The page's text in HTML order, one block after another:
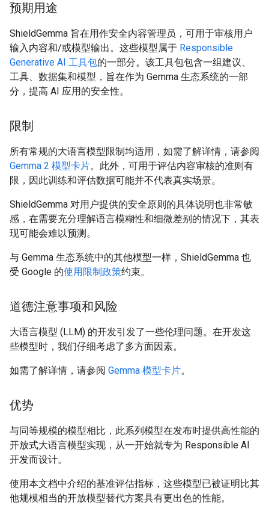
预期用途
ShieldGemma 旨在用作安全内容管理员，可用于审核用户
输入内容和/或模型输出。这些模型属于 Responsible
Generative AI 工具包的一部分。该工具包包含一组建议、
工具、数据集和模型，旨在作为 Gemma 生态系统的一部
分，提高 AI 应用的安全性。
限制
所有常规的大语言模型限制均适用，如需了解详情，请参阅
Gemma 2 模型卡片。此外，可用于评估内容审核的准则有
限，因此训练和评估数据可能并不代表真实场景。
ShieldGemma 对用户提供的安全原则的具体说明也非常敏
感，在需要充分理解语言模糊性和细微差别的情况下，其表
现可能会难以预测。
与 Gemma 生态系统中的其他模型一样，ShieldGemma 也
受 Google 的使用限制政策约束。
道德注意事项和风险
大语言模型 (LLM) 的开发引发了一些伦理问题。在开发这
些模型时，我们仔细考虑了多方面因素。
如需了解详情，请参阅 Gemma 模型卡片。
优势
与同等规模的模型相比，此系列模型在发布时提供高性能的
开放式大语言模型实现，从一开始就专为 Responsible AI
开发而设计。
使用本文档中介绍的基准评估指标，这些模型已被证明比其
他规模相当的开放模型替代方案具有更出色的性能。